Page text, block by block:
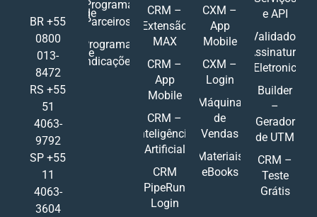
BR +55
0800
013-
8472
RS +55
51
4063-
9792
SP +55
11
4063-
3604
Programa
de
Parceiros
Programa
de
Indicações
CRM –
Extensão
MAX
CRM –
App
Mobile
CRM –
Inteligência
Artificial
CRM
PipeRun
Login
CXM –
App
Mobile
CXM –
Login
Máquina
de
Vendas
Materiais
eBooks
e API
Validador
Assinatura
Eletronic
Builder
–
Gerador
de UTM
CRM –
Teste
Grátis